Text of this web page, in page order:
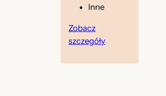
Inne
Zobacz
szczegóły